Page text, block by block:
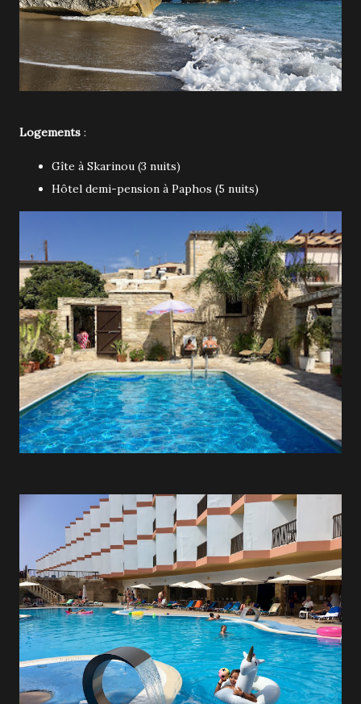
Logements :
Gîte à Skarinou (3 nuits)
Hôtel demi-pension à Paphos (5 nuits)